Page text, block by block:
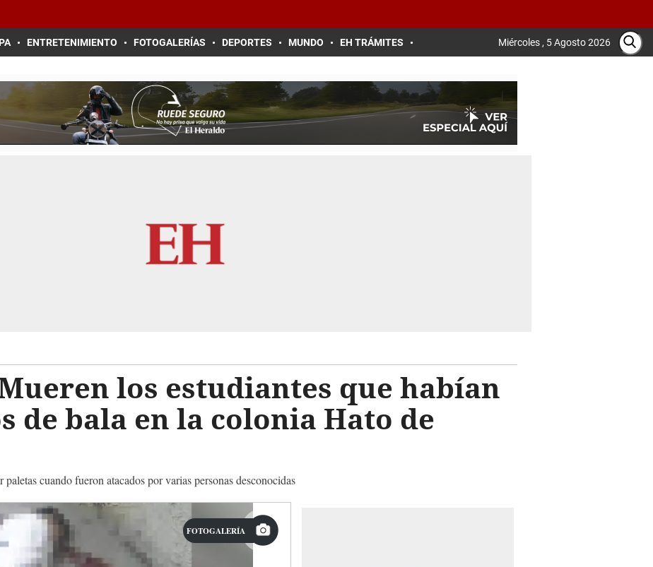
ENTRETENIMIENTO FOTOGALERÍAS DEPORTES MUNDO EH TRÁMITES Miércoles , 5 Agosto 2026
los estudiantes que habían
de bala en la colonia Hato de
cuando fueron atacados por varias personas desconocidas
FOTOGALERÍA